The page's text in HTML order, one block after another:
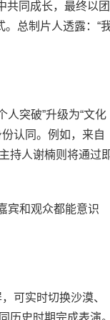
同成长，最终以团
。总制片人透露：“
突破”升级为“文化
认同。例如，来自
持人谢楠则将通过
宾和观众都能意识
可实时切换沙漠、
历史时期完成表演。